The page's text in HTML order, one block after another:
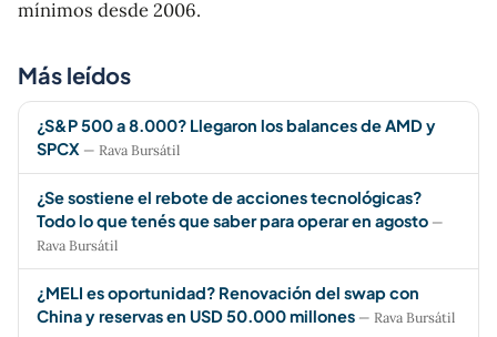
mínimos desde 2006.
Más leídos
¿S&P 500 a 8.000? Llegaron los balances de AMD y
SPCX — Rava Bursátil
¿Se sostiene el rebote de acciones tecnológicas?
Todo lo que tenés que saber para operar en agosto —
Rava Bursátil
¿MELI es oportunidad? Renovación del swap con
China y reservas en USD 50.000 millones — Rava Bursátil